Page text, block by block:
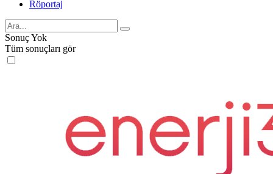
Röportaj
Sonuç Yok
Tüm sonuçları gör